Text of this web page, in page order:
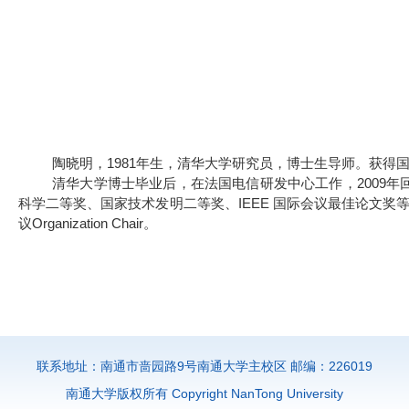
陶晓明，1981年生，清华大学研究员，博士生导师。获得
清华大学博士毕业后，在法国电信研发中心工作， 2009年
科学二等奖、国家技术发明二等奖、 IEEE 国际会议最佳论文奖
议Organization Chair。
联系地址：南通市啬园路9号南通大学主校区 邮编：226019
南通大学版权所有 Copyright NanTong University